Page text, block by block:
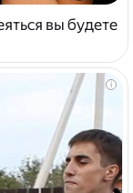
вы будете
i